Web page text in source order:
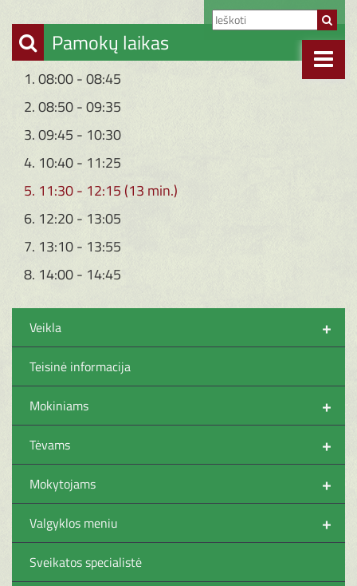
Pamokų laikas
1. 08:00 - 08:45
2. 08:50 - 09:35
3. 09:45 - 10:30
4. 10:40 - 11:25
5. 11:30 - 12:15 (13 min.)
6. 12:20 - 13:05
7. 13:10 - 13:55
8. 14:00 - 14:45
+
Veikla
Teisinė informacija
+
Mokiniams
+
Tėvams
+
Mokytojams
+
Valgyklos meniu
Sveikatos specialistė